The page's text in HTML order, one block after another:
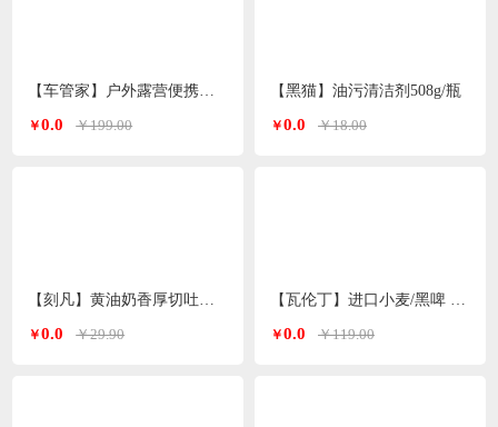
￥0.0 ￥199.00
￥0.0 ￥29.90
【黑猫】油污清洁剂508g/瓶
￥0.0 ￥18.00
￥0.0 ￥119.00